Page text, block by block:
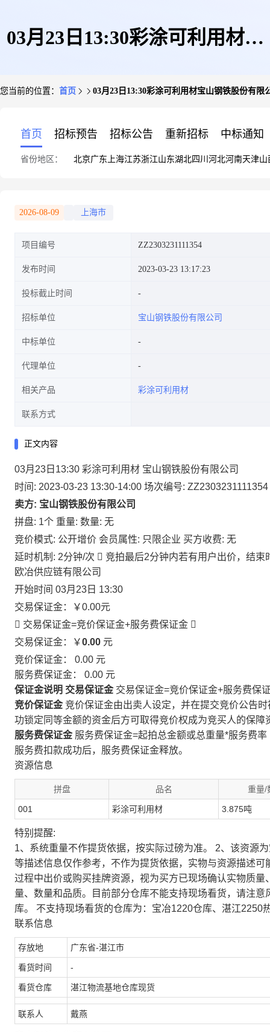
03月23日13:30彩涂可利用材宝
您当前的位置： 首页 03月23日13:30彩涂可利用材宝山钢铁股份有限
首页 招标预告 招标公告 重新招标 中标通知
省份地区： 北京广东 上海江苏浙江山东湖北四川 河北河南天津山
2026-08-09 上海市
项目编号 ZZ2303231111354
发布时间 2023-03-23 13:17:23
投标截止时间
招标单位 宝山钢铁股份有限公司
中标单位
代理单位
相关产品 彩涂可利用材
联系方式
正文内容
03月23日13:30 彩涂可利用材 宝山钢铁股份有限公司
时间: 2023-03-23 13:30-14:00 场次编号: ZZ2303231111354
卖方: 宝山钢铁股份有限公司
拼盘: 1个 重量: 数量: 无
竞价模式: 公开增价 会员属性: 只限企业 买方收费: 无
延时机制: 2分钟/次  竞拍最后2分钟内若有用户出价，结
欧冶供应链有限公司
开始时间 03月23日 13:30
交易保证金：
￥0.00元
 交易保证金=竞价保证金+服务费保证金 
交易保证金：￥0.00 元
竞价保证金： 0.00 元
服务费保证金： 0.00 元
保证金说明 交易保证金 交易保证金=竞价保证金+服务费保
竞价保证金 竞价保证金由出卖人设定，并在提交竞价公告
功锁定同等金额的资金后方可取得竞价权成为竞买人的保障
服务费保证金 服务费保证金=起拍总金额或总重量*服务费率
服务费扣款成功后，服务费保证金释放。
资源信息
拼盘 品名 重量/
001 彩涂可利用材 3.875吨
特别提醒:
1、系统重量不作提货依据，按实际过磅为准。 2、该资源
等描述信息仅作参考，不作为提货依据，实物与资源描述
过程中出价或购买挂牌资源，视为买方已现场确认实物质
量、数量和品质。目前部分仓库不能支持现场看货，请注
库。 不支持现场看货的仓库为：宝冶1220仓库、湛江2250
联系信息
存放地 广东省-湛江市
看货时间 -
看货仓库 湛江物流基地仓库现货
联系人 戴燕